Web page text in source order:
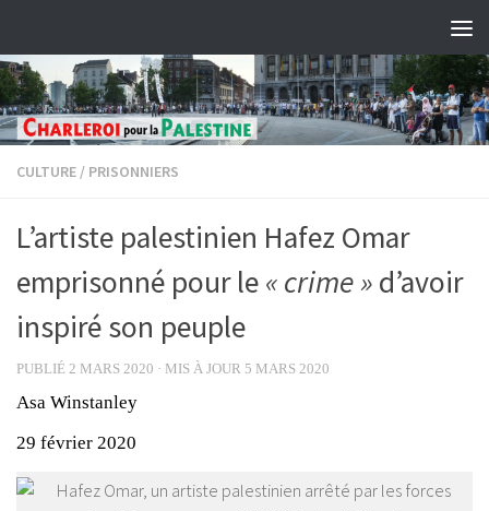
CULTURE / PRISONNIERS
L’artiste palestinien Hafez Omar
emprisonné pour le « crime » d’avoir
inspiré son peuple
PUBLIÉ 2 MARS 2020 · MIS À JOUR 5 MARS 2020
Asa Winstanley
29 février 2020